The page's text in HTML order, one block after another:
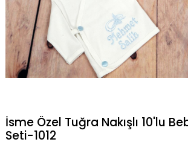
İsme Özel Tuğra Nakışlı 10'lu
Seti-1012